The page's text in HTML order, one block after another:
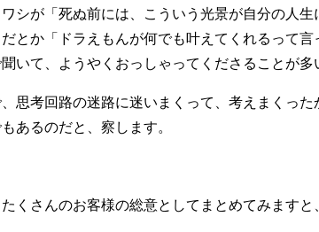
シが「死ぬ前には、こういう光景が自分の人
とか「ドラえもんが何でも叶えてくれるって言
いて、ようやくおっしゃってくださることが多
思考回路の迷路に迷いまくって、考えまくっ
あるのだと、察します。
くさんのお客様の総意としてまとめてみますと、